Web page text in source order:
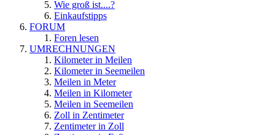
Wie groß ist....?
Einkaufstipps
FORUM
Foren lesen
UMRECHNUNGEN
Kilometer in Meilen
Kilometer in Seemeilen
Meilen in Meter
Meilen in Kilometer
Meilen in Seemeilen
Zoll in Zentimeter
Zentimeter in Zoll